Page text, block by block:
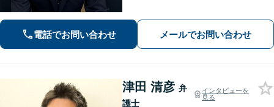
実調査と判例をリサーチし、不公平感
のない相続を実現【WEB面談】
電話でお問い合わせ メールでお問い合わせ
津田 清彦 弁
護士
インタビューを
見る